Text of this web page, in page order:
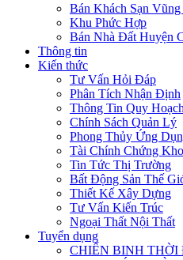
Bán Khách Sạn Vũng
Khu Phức Hợp
Bán Nhà Đất Huyện
Thông tin
Kiến thức
Tư Vấn Hỏi Đáp
Phân Tích Nhận Định
Thông Tin Quy Hoạch
Chính Sách Quản Lý
Phong Thủy Ứng
Tài Chính Chứng
Tin Tức Thị Trường
Bất Động Sản Thế
Thiết Kế Xây Dựng
Tư Vấn Kiến Trúc
Ngoại Thất Nội Thất
Tuyển dụng
CHIẾN BINH THỜI